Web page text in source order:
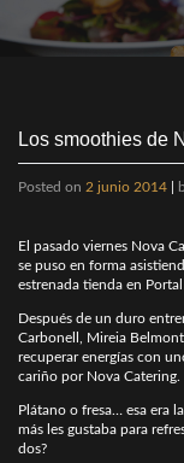
Los smoothies de
Posted on 2 junio 2014
El pasado viernes Nova
se puso en forma
estrenada tienda en
Después de un duro
Carbonell, Mireia
recuperar energías con
cariño por Nova Catering.
Plátano o fresa… esa era
más les gustaba para
dos?